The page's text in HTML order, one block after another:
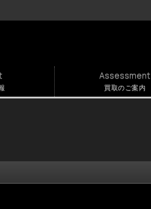
Assessment
買取のご案内